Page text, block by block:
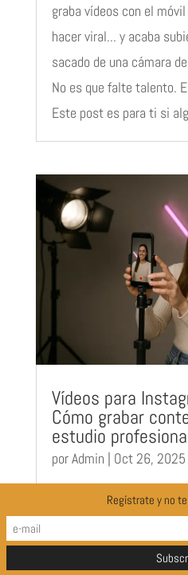
graba vídeos con el
hacer viral... y acaba
sacado de una cámara
No es que falte talento.
Este post es para ti si
Vídeos para
Cómo grabar
estudio
porAdmin | Oct 26, 2025
El día que grabamos un
acabó cambiando un
empezó con una duda
grabar algo rápido para
Regístrate y no